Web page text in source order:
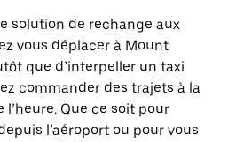
solution de rechange aux
vous déplacer à Mount
que d’interpeller un taxi
commander des trajets à la
Que ce soit pour
l’aéroport ou pour vous